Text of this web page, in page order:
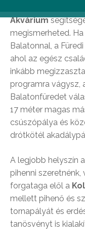
Akvárium
megismerheted.
Balatonnal, a Füredi
ahol az egész
inkább
programra vágysz,
Balatonfüredet
17 méter magas
csúszópálya és
drótkötél
A legjobb helyszín
pihenni
forgataga elől a
mellett pihenő és
tornapályát és
tanösvényt is